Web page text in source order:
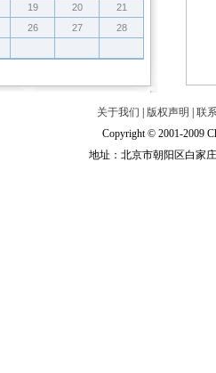
19 20
21
26 27
28
关于我们 版权声明
联
Copyright © 2001-2009
地址：北京市朝阳区白家